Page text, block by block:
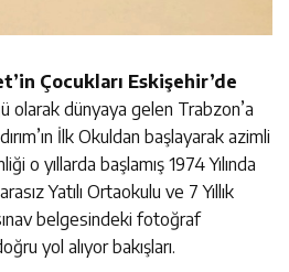
Çocukları Eskişehir’de
olarak dünyaya gelen Trabzon’a
İlk Okuldan başlayarak azimli
o yıllarda başlamış 1974 Yılında
Yatılı Ortaokulu ve 7 Yıllık
belgesindeki fotoğraf
yol alıyor bakışları.